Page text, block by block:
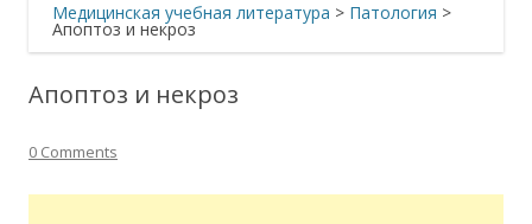
Медицинская учебная литература > Патология >
Апоптоз и некроз
Апоптоз и некроз
0 Comments